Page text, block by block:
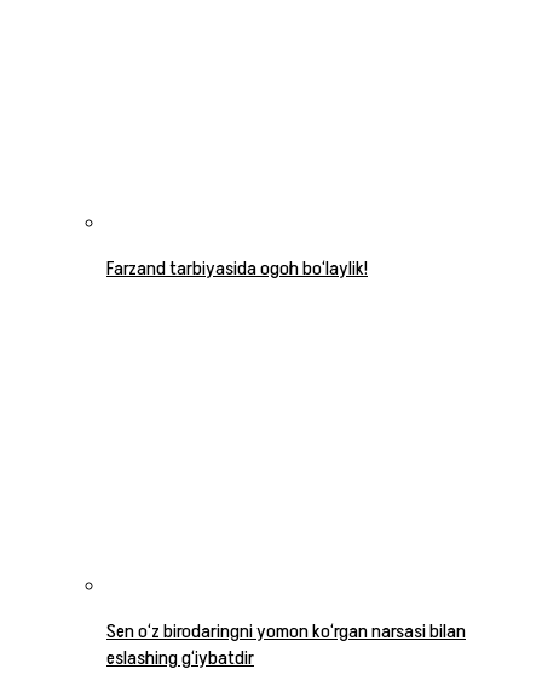
Farzand tarbiyasida ogoh bo‘laylik!
Sen o‘z birodaringni yomon ko‘rgan narsasi bilan
eslashing g‘iybatdir